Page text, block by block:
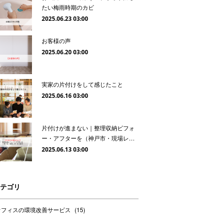
たい梅雨時期のカビ
2025.06.23 03:00
お客様の声
2025.06.20 03:00
実家の片付けをして感じたこと
2025.06.16 03:00
片付けが進まない｜整理収納ビフォ
ー・アフターを（神戸市・現場レ…
2025.06.13 03:00
ゴリ
ィスの環境改善サービス (15)